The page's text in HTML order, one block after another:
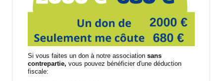
Si vous faites un don à notre associationsans
contrepartie, vous pouvez bénéficier d'une déduction
fiscale: